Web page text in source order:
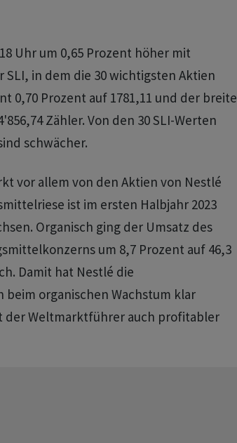
Uhr um 0,65 Prozent höher mit
SLI, in dem die 30 wichtigsten Aktien
0,70 Prozent auf 1781,11 und der breite
Zähler. Von den 30 SLI-Werten
schwächer.
vor allem von den Aktien von Nestlé
ist im ersten Halbjahr 2023
Organisch ging der Umsatz des
um 8,7 Prozent auf 46,3
Damit hat Nestlé die
beim organischen Wachstum klar
der Weltmarktführer auch profitabler